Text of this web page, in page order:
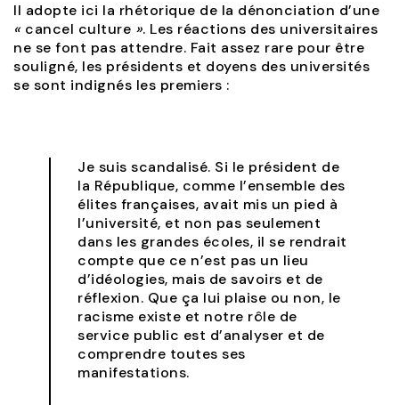
Il adopte ici la rhétorique de la dénonciation d’une
«cancel culture ». Les réactions des universitaires
ne se font pas attendre. Fait assez rare pour être
souligné, les présidents et doyens des universités
se sont indignés les premiers :
Je suis scandalisé. Si le président de
la République, comme l’ensemble des
élites françaises, avait mis un pied à
l’université, et non pas seulement
dans les grandes écoles, il se rendrait
compte que ce n’est pas un lieu
d’idéologies, mais de savoirs et de
réflexion. Que ça lui plaise ou non, le
racisme existe et notre rôle de
service public est d’analyser et de
comprendre toutes ses
manifestations.